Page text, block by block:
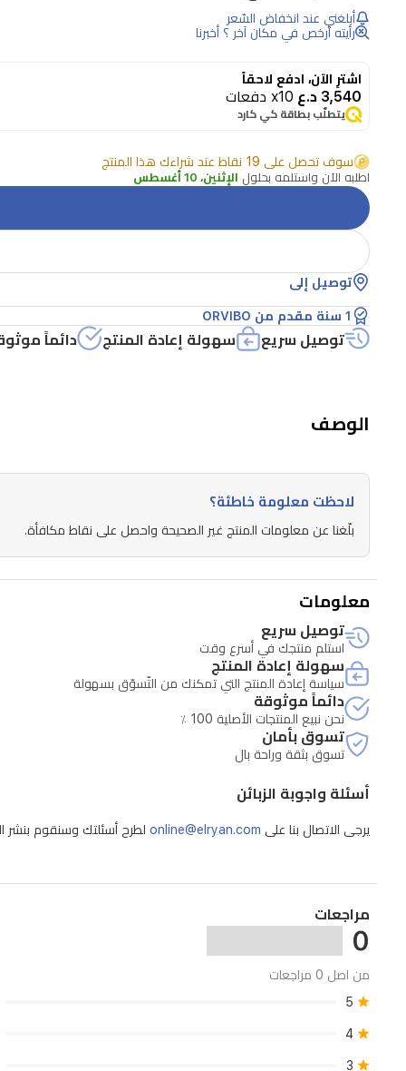
أبلغني عند انخفاض السّعر
رأيته أرخص في مكان آخر ؟ أخبرنا
اشترِ الآن، ادفع لاحقاً
3,540 د.ع x10 دفعات
يتطلّب بطاقة كي كارد
سوف تحصل على 19 نقاط عند شراءك هذا المنتج
اطلبه الآن واستلمه بحلول الإثنين، 10 أغسطس
توصيل إلى
1 سنة مقدم من ORVIBO
توصيل سريع سهولة إعادة المنتج دائماً
الوصف
لاحظت معلومة خاطئة؟
بلّغنا عن معلومات المنتج غير الصحيحة واحصل على نقاط مكافأة.
معلومات
توصيل سريع
استلم منتجك في أسرع وقت
سهولة إعادة المنتج
سياسة إعادة المنتج التي تمكنك من التّسوّق بسهولة
دائماً موثوقة
نحن نبيع المنتجات الأصلية 100 ٪
تسوق بأمان
تسوق بثقة وراحة بال
أسئلة واجوبة الزبائن
يرجى الاتصال بنا على online@elryan.com لطرح أسئلتك وسنقوم بنشر
مراجعات
0
من اصل 0 مراجعات
5
4
3